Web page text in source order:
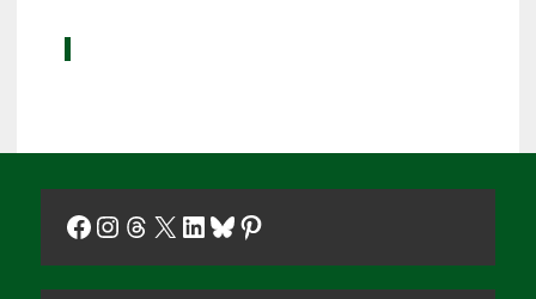
Facebook
Instagram
Threads
X LinkedIn
Bluesky
Pinterest